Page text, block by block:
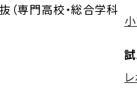
（専門高校・総合学科